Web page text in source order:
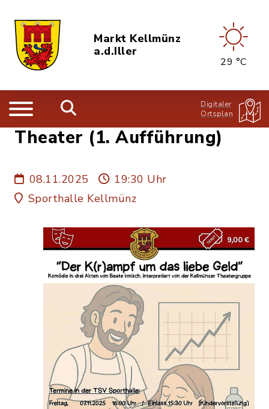
Markt Kellmünz
a.d.Iller
29 °C
Digitaler
Ortsplan
Theater (1. Aufführung)
08.11.2025
19:30 Uhr
Sporthalle Kellmünz